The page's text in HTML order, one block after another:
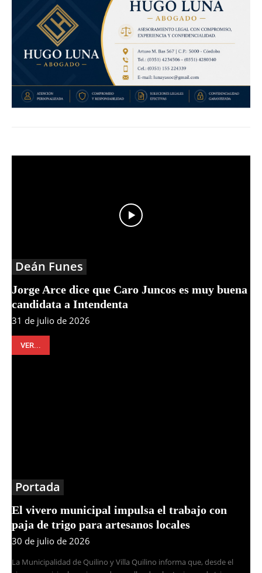
Deán Funes
Jorge Arce dice que Caro Juncos es muy buena
candidata a Intendenta
31 de julio de 2026
VER...
Portada
El vivero municipal impulsa el trabajo con
paja de trigo para artesanos locales
30 de julio de 2026
La Municipalidad de Quilino y Villa Quilino informa que, desde el